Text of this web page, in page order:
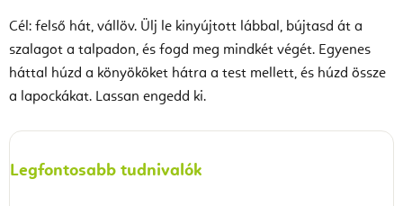
Cél: felső hát, vállöv. Ülj le kinyújtott lábbal, bújtasd át a
szalagot a talpadon, és fogd meg mindkét végét. Egyenes
háttal húzd a könyököket hátra a test mellett, és húzd össze
a lapockákat. Lassan engedd ki.
Legfontosabb tudnivalók